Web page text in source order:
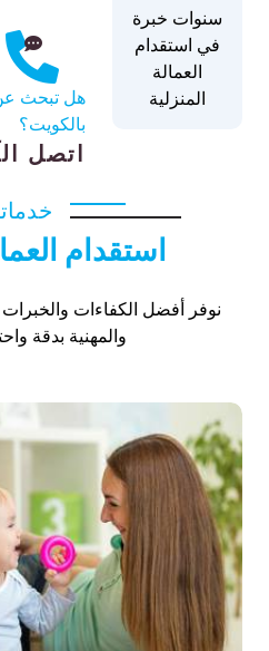
سنوات خبرة
في استقدام
العمالة
المنزلية
هل تبحث
بالكويت؟
اتصل الآن:
استقدام
نوفر أفضل الكفاءات والخبرات
والمهنية بدقة